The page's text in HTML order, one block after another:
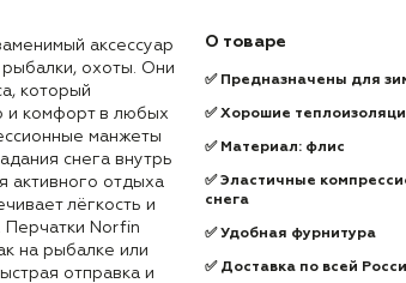
аксессуар
охоты. Они
который
и комфорт в любых
манжеты
снега внутрь
активного отдыха
лёгкость и
Перчатки Norfin
на рыбалке или
отправка и
О товаре
✅ Предназначены для
✅ Хорошие
✅ Материал: флис
✅ Эластичные
снега
✅ Удобная фурнитура
✅ Доставка по всей